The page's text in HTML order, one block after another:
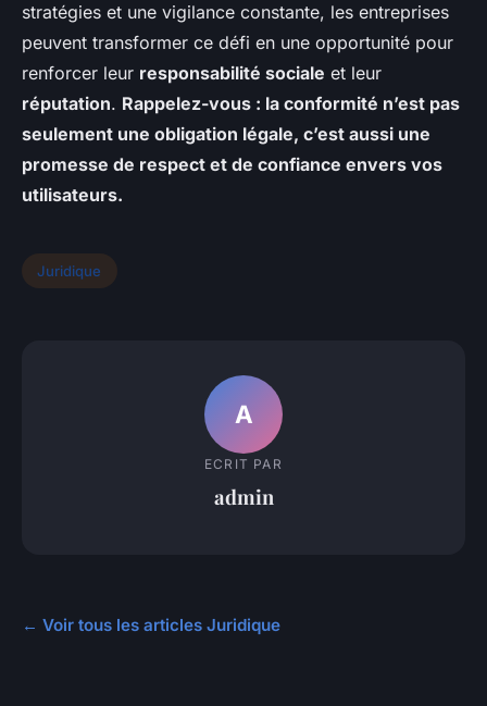
stratégies et une vigilance constante, les entreprises
peuvent transformer ce défi en une opportunité pour
renforcer leur responsabilité sociale et leur
réputation. Rappelez-vous : la conformité n’est pas
seulement une obligation légale, c’est aussi une
promesse de respect et de confiance envers vos
utilisateurs.
Juridique
A
ECRIT PAR
admin
← Voir tous les articles Juridique